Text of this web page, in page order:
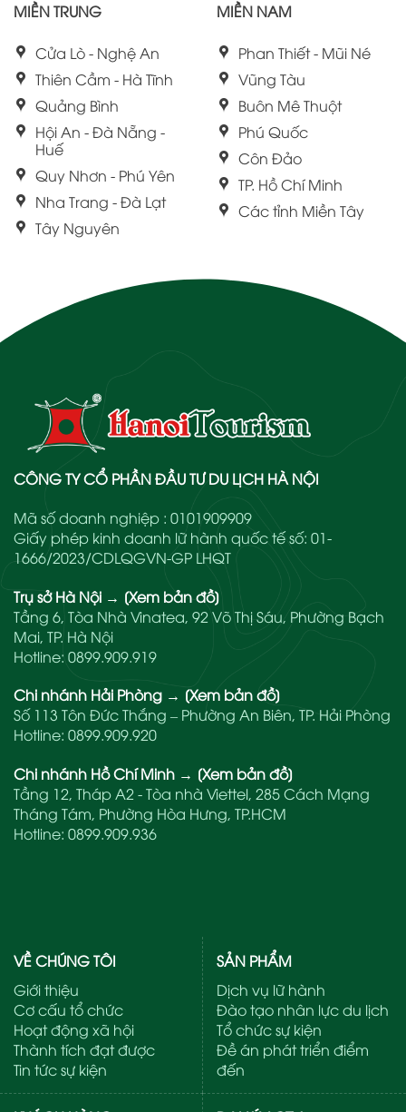
MIỀN TRUNG
Cửa Lò - Nghệ An
Thiên Cầm - Hà Tĩnh
Quảng Bình
Hội An - Đà Nẵng -
Huế
Quy Nhơn - Phú Yên
Nha Trang - Đà Lạt
Tây Nguyên
MIỀN NAM
Phan Thiết - Mũi Né
Vũng Tàu
Buôn Mê Thuột
Phú Quốc
Côn Đảo
TP. Hồ Chí Minh
Các tỉnh Miền Tây
CÔNG TY CỔ PHẦN ĐẦU TƯ DU LỊCH HÀ NỘI
Mã số doanh nghiệp : 0101909909
Giấy phép kinh doanh lữ hành quốc tế số: 01-
1666/2023/CDLQGVN-GP LHQT
Trụ sở Hà Nội → [Xem bản đồ]
Tầng 6, Tòa Nhà Vinatea, 92 Võ Thị Sáu, Phường Bạch
Mai, TP. Hà Nội
Hotline: 0899.909.919
Chi nhánh Hải Phòng → [Xem bản đồ]
Số 113 Tôn Đức Thắng – Phường An Biên, TP. Hải Phòng
Hotline: 0899.909.920
Chi nhánh Hồ Chí Minh → [Xem bản đồ]
Tầng 12, Tháp A2 - Tòa nhà Viettel, 285 Cách Mạng
Tháng Tám, Phường Hòa Hưng, TP.HCM
Hotline: 0899.909.936
VỀ CHÚNG TÔI
Giới thiệu
Cơ cấu tổ chức
Hoạt động xã hội
Thành tích đạt được
Tin tức sự kiện
SẢN PHẨM
Dịch vụ lữ hành
Đào tạo nhân lực du lịch
Tổ chức sự kiện
Đề án phát triển điểm
đến